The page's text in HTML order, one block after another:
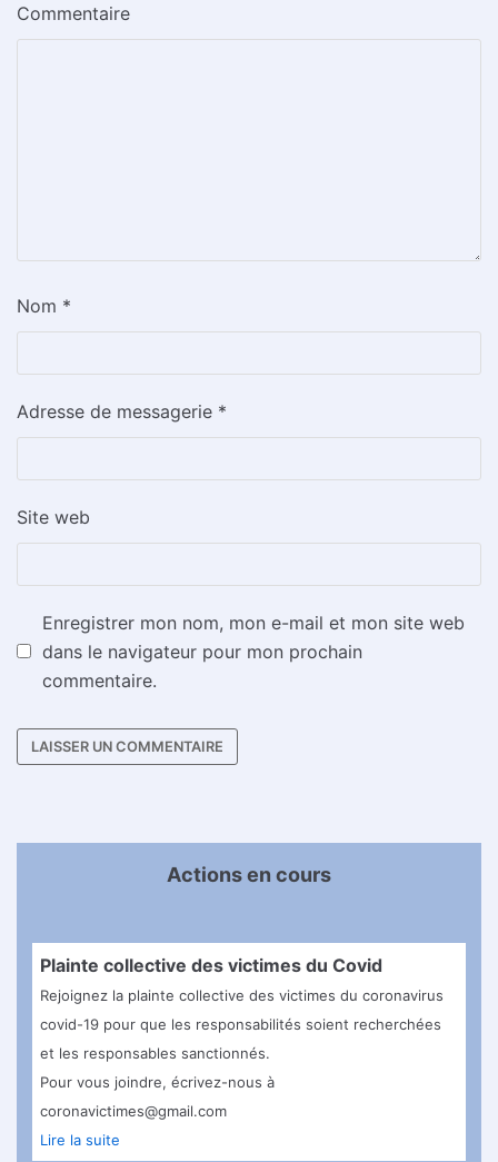
Commentaire
Nom *
Adresse de messagerie *
Site web
Enregistrer mon nom, mon e-mail et mon site web
dans le navigateur pour mon prochain
commentaire.
Actions en cours
Plainte collective des victimes du Covid
Rejoignez la plainte collective des victimes du coronavirus
covid-19 pour que les responsabilités soient recherchées
et les responsables sanctionnés.
Pour vous joindre, écrivez-nous à
coronavictimes@gmail.com
Lire la suite